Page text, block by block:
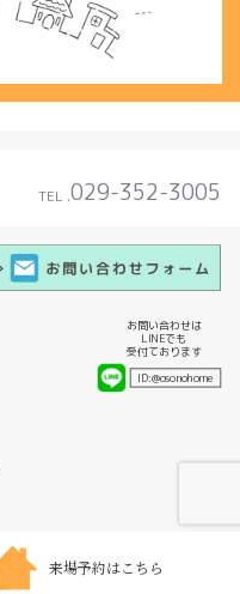
TEL .029-352-3005
お問い合わせは
LINEでも
受付ております
ID:@osonohome
All Right Reserved.
来場予約はこちら